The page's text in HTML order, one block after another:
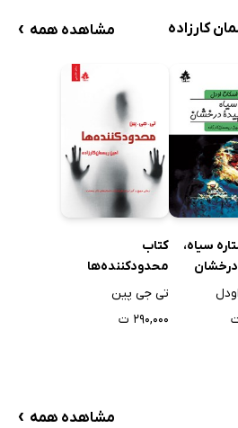
کارزاده مشاهده همه ›
سیاه،
کتاب
محدودکننده‌ها
تی جی پین
۲۹۰,۰۰۰ ت
مشاهده همه ›